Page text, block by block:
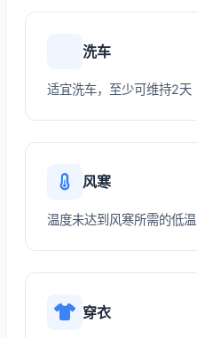
洗车
适宜洗车，至少可维持2天
风寒
温度未达到风寒所需的低
穿衣